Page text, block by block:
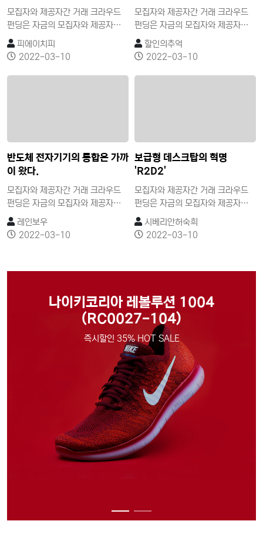
모집자와 제공자간 거래 크라우드
펀딩은 자금의 모집자와 제공자간
거래가 온라인상에서 소셜미디어에
의한 쌍방향 소통을 바탕으로 한 관
계 지향적이고 집단 기능적 속성을
가진 소셜펀딩이다. 자금제공자의
상을 받는 후원형(reward)이 있고,
투자형은 개인 간의 대출형
(lending)과 증권을 매개로 한 지
피에이치피
2022-03-10
모집자와 제공자간 거래 크라우드
펀딩은 자금의 모집자와 제공자간
거래가 온라인상에서 소셜미디어에
의한 쌍방향 소통을 바탕으로 한 관
계 지향적이고 집단 기능적 속성을
가진 소셜펀딩이다. 자금제공자의
상을 받는 후원형(reward)이 있고,
투자형은 개인 간의 대출형
(lending)과 증권을 매개로 한 지
할인의추억
2022-03-10
반도체 전자기기의 통합은 가까
이 왔다.
모집자와 제공자간 거래 크라우드
펀딩은 자금의 모집자와 제공자간
거래가 온라인상에서 소셜미디어에
의한 쌍방향 소통을 바탕으로 한 관
계 지향적이고 집단 기능적 속성을
자형은 단순한 기부를 목적으로 하
는 기부형(donation)과 일정한 보
상을 받는 후원형(reward)이 있고,
투자형은 개인 간의 대출형
(lending)과 증권을 매개로 한 지
레인보우
2022-03-10
보급형 데스크탑의 혁명
'R2D2'
모집자와 제공자간 거래 크라우드
펀딩은 자금의 모집자와 제공자간
거래가 온라인상에서 소셜미디어에
의한 쌍방향 소통을 바탕으로 한 관
계 지향적이고 집단 기능적 속성을
자형은 단순한 기부를 목적으로 하
는 기부형(donation)과 일정한 보
상을 받는 후원형(reward)이 있고,
투자형은 개인 간의 대출형
(lending)과 증권을 매개로 한 지
분투자형(equity)이 있다.
시베리안허숙희
2022-03-10
나이키코리아 레볼루션 1004
(RC0027-104)
즉시할인 35% HOT SALE